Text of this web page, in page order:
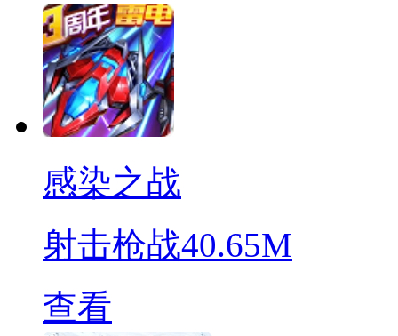
感染之战
射击枪战40.65M
查看